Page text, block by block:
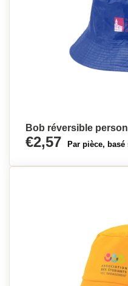
Bob réversible
€2,57 Par pièce,